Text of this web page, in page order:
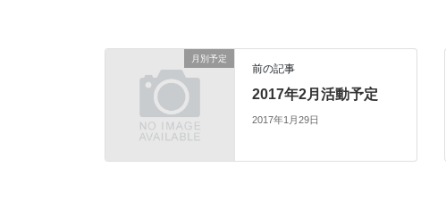
月別予定
前の記事
2017年2月活動予定
2017年1月29日